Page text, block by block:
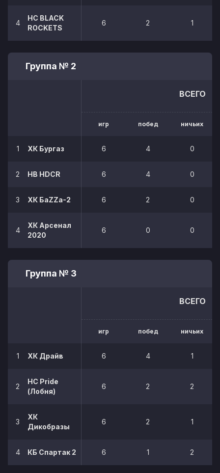
4
HC BLACK
ROCKETS
6 2 1
Группа № 2
ВСЕГО
игр побед ничьих
1 ХК Бургаз 6 4 0
2 HB HDCR 6 4 0
3 ХК БаZZа-2 6 2 0
4
ХК Арсенал
2020
6 0 0
Группа № 3
ВСЕГО
игр побед ничьих
1 ХК Драйв 6 4 1
2
HC Pride
(Лобня)
6 2 2
3
ХК
Дикобразы
6 2 1
4 КБ Спартак 2 6 1 2